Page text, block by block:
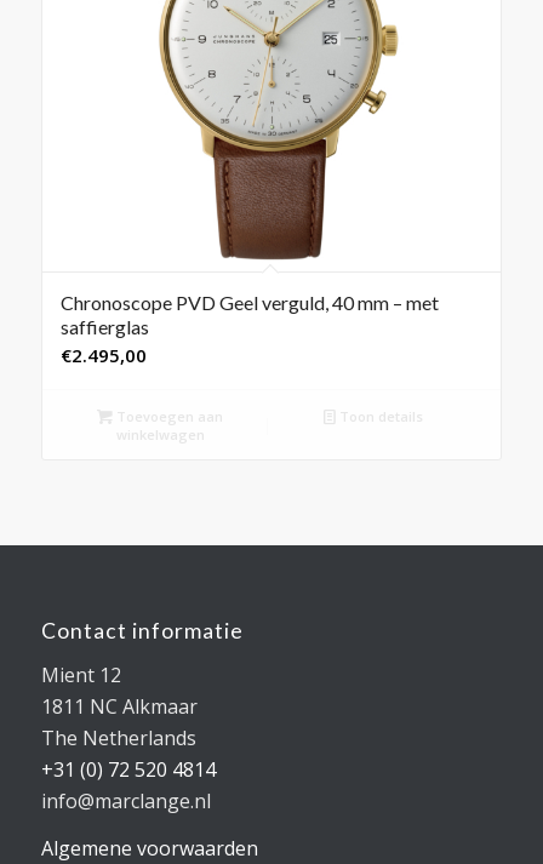
Chronoscope PVD Geel verguld, 40 mm – met
saffierglas
€2.495,00
Toevoegen aan
winkelwagen
Toon details
Contact informatie
Mient 12
1811 NC Alkmaar
The Netherlands
+31 (0) 72 520 4814
info@marclange.nl
Algemene voorwaarden